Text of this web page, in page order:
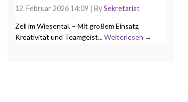
12. Februar 2026 14:09 | BySekretariat
Zell im Wiesental. – Mit großem Einsatz,
Kreativität und Teamgeist...Weiterlesen →